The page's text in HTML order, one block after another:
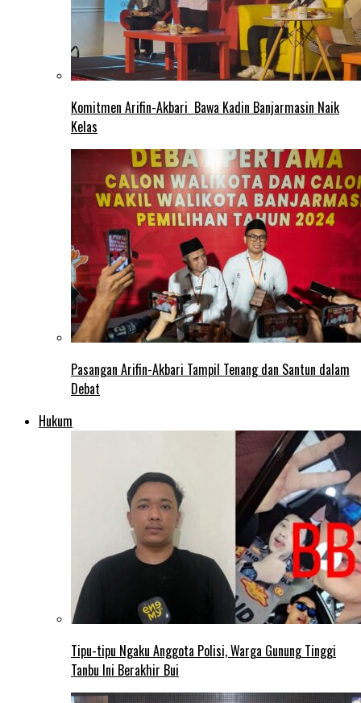
Komitmen Arifin-Akbari Bawa Kadin Banjarmasin Naik
Kelas
Pasangan Arifin-Akbari Tampil Tenang dan Santun dalam
Debat
Hukum
Tipu-tipu Ngaku Anggota Polisi, Warga Gunung Tinggi
Tanbu Ini Berakhir Bui